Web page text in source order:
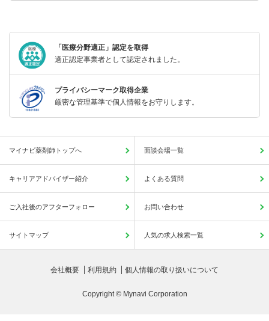
「医療分野適正」認定を取得
適正認定事業者として認定されました。
プライバシーマーク取得企業
厳密な管理基準で個人情報をお守りします。
マイナビ薬剤師トップへ 面談会場一覧
キャリアアドバイザー紹介 よくある質問
ご入社後のアフターフォロー お問い合わせ
サイトマップ 人気の求人検索一覧
会社概要 利用規約 個人情報の取り扱いについて
Copyright © Mynavi Corporation